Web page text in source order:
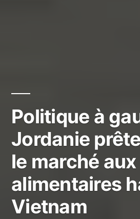
Politique à
Jordanie
le marché
alimentaires
Vietnam